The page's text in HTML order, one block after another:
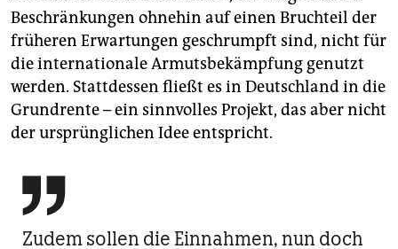
Beschränkungen ohnehin auf einen Bruchteil der
früheren Erwartungen geschrumpft sind, nicht für
die internationale Armutsbekämpfung genutzt
werden. Stattdessen fließt es in Deutschland in die
Grundrente – ein sinnvolles Projekt, das aber nicht
der ursprünglichen Idee entspricht.

Zudem sollen die Einnahmen, nun doch